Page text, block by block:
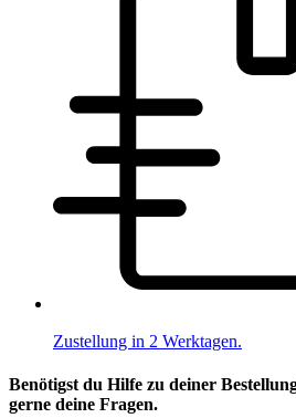
Zustellung in 2 Werktagen.
Benötigst du Hilfe zu deiner
gerne deine Fragen.